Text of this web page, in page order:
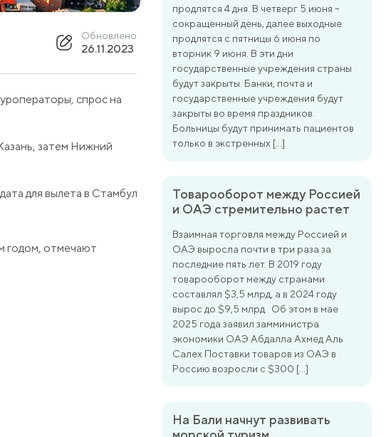
Обновлено
26.11.2023
спрос на
затем Нижний
для вылета в Стамбул
годом, отмечают
продлятся 4 дня. В четверг 5 июня –
сокращенный день, далее выходные
продлятся с пятницы 6 июня по
вторник 9 июня. В эти дни
государственные учреждения страны
будут закрыты. Банки, почта и
государственные учреждения будут
закрыты во время праздников.
Больницы будут принимать пациентов
только в экстренных […]
Товарооборот между Россией
и ОАЭ стремительно растет
Взаимная торговля между Россией и
ОАЭ выросла почти в три раза за
последние пять лет. В 2019 году
товарооборот между странами
составлял $3,5 млрд, а в 2024 году
вырос до $9,5 млрд. Об этом в мае
2025 года заявил замминистра
экономики ОАЭ Абдалла Ахмед Аль
Салех Поставки товаров из ОАЭ в
Россию возросли с $300 […]
На Бали начнут развивать